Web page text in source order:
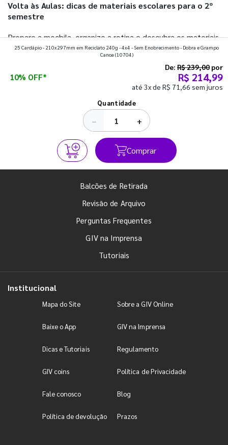
Volta às Aulas: dicas de materiais escolares para o 2º
semestre
Prepare a mochila, organize a rotina e descubra os materiais
que fazem toda diferença para começar o segundo
25 Cardápio - 210x297mm em Reciclato 240g - 4x4 - Sem Enobrecimento - Dobra e Grampo
Canoa (10704)
10% OFF*
De: R$ 239,00 por
R$ 214,99
até 3x de R$ 71,66 sem juros
Quantidade
− +
Comprar
Balcões de Retirada
Revisão de Arquivo
Perguntas Frequentes
GIV na Imprensa
Tutoriais
Institucional
Mapa do Site Sobre a GIV Online
Baixe o App GIV na Imprensa
Dicas e Tutoriais Regulamento
GIV coins Política de Privacidade
Fale conosco Blog
Política de devolução Prazos